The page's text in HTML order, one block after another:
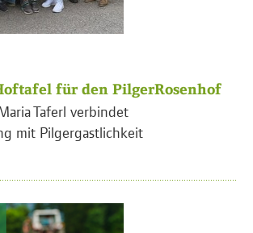
für den PilgerRosenhof
Taferl verbindet
mit Pilgergastlichkeit